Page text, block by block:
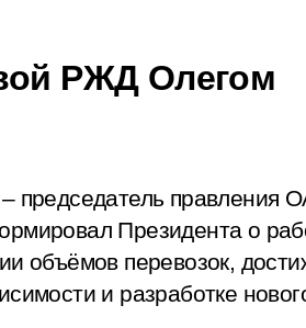
РЖД Олегом
председатель правления
Президента о
объёмов перевозок,
и разработке